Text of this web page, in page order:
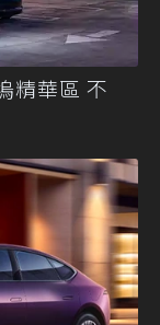
精華區 不